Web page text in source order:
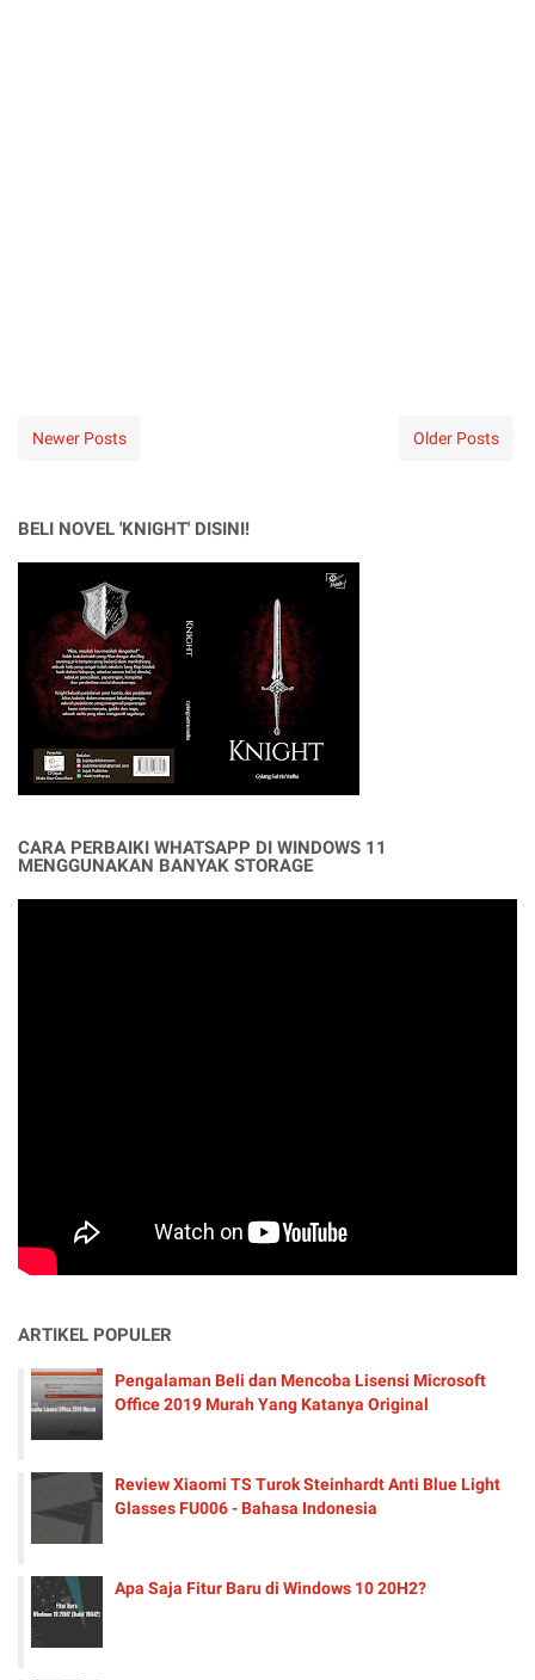
Newer Posts Older Posts
BELI NOVEL 'KNIGHT' DISINI!
CARA PERBAIKI WHATSAPP DI WINDOWS 11
MENGGUNAKAN BANYAK STORAGE
ARTIKEL POPULER
Pengalaman Beli dan Mencoba Lisensi Microsoft
Office 2019 Murah Yang Katanya Original
Review Xiaomi TS Turok Steinhardt Anti Blue Light
Glasses FU006 - Bahasa Indonesia
Apa Saja Fitur Baru di Windows 10 20H2?